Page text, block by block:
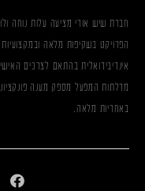
חברת שיש אורי מציעה עלות נוחה
הפרויקט בשקיפות מלאה
אינדיבידואלית בהתאם לצרכים
מדלתות המפעל מספק מענה
באחריות מלאה.